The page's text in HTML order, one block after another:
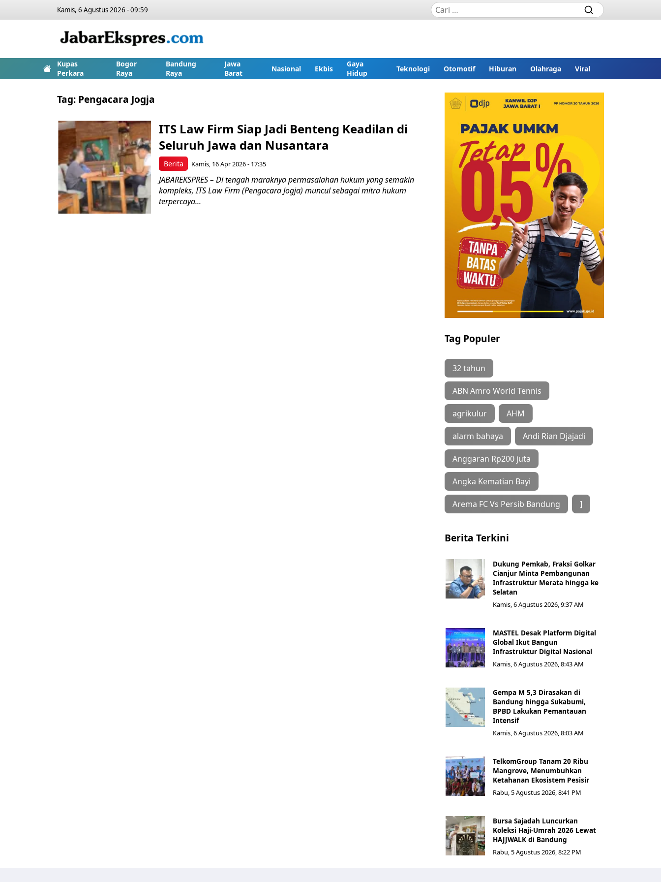
Kamis, 6 Agustus 2026 - 09:59
Kupas
Perkara
Bogor
Raya
Bandung
Raya
Jawa
Barat
Nasional Ekbis
Gaya
Hidup
Teknologi Otomotif Hiburan Olahraga Viral
Tag: Pengacara Jogja
Berita
ITS Law Firm Siap Jadi Benteng Keadilan di
Seluruh Jawa dan Nusantara
Kamis, 16 Apr 2026 - 17:35
JABAREKSPRES – Di tengah maraknya permasalahan hukum yang semakin
kompleks, ITS Law Firm (Pengacara Jogja) muncul sebagai mitra hukum
terpercaya...
Tag Populer
32 tahun
ABN Amro World Tennis
agrikulur AHM
alarm bahaya Andi Rian Djajadi
Anggaran Rp200 juta
Angka Kematian Bayi
Arema FC Vs Persib Bandung ]
Berita Terkini
Dukung Pemkab, Fraksi Golkar
Cianjur Minta Pembangunan
Infrastruktur Merata hingga ke
Selatan
Kamis, 6 Agustus 2026, 9:37 AM
MASTEL Desak Platform Digital
Global Ikut Bangun
Infrastruktur Digital Nasional
Kamis, 6 Agustus 2026, 8:43 AM
Gempa M 5,3 Dirasakan di
Bandung hingga Sukabumi,
BPBD Lakukan Pemantauan
Intensif
Kamis, 6 Agustus 2026, 8:03 AM
TelkomGroup Tanam 20 Ribu
Mangrove, Menumbuhkan
Ketahanan Ekosistem Pesisir
Rabu, 5 Agustus 2026, 8:41 PM
Bursa Sajadah Luncurkan
Koleksi Haji-Umrah 2026 Lewat
HAJJWALK di Bandung
Rabu, 5 Agustus 2026, 8:22 PM